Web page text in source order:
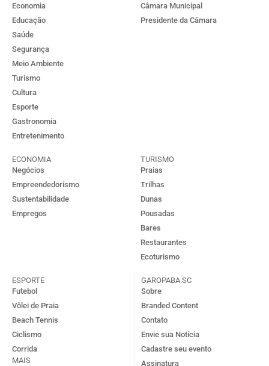
Economia
Educação
Saúde
Segurança
Meio Ambiente
Turismo
Cultura
Esporte
Gastronomia
Entretenimento
Câmara Municipal
Presidente da Câmara
ECONOMIA
Negócios
Empreendedorismo
Sustentabilidade
Empregos
TURISMO
Praias
Trilhas
Dunas
Pousadas
Bares
Restaurantes
Ecoturismo
ESPORTE
Futebol
Vôlei de Praia
Beach Tennis
Ciclismo
Corrida
MAIS
GAROPABA.SC
Sobre
Branded Content
Contato
Envie sua Notícia
Cadastre seu evento
Assinatura